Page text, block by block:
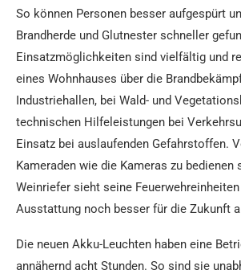
So können Personen besser aufgespürt
Brandherde und Glutnester schneller
Einsatzmöglichkeiten sind vielfältig und
eines Wohnhauses über die
Industriehallen, bei Wald- und
technischen Hilfeleistungen bei
Einsatz bei auslaufenden Gefahrstoffen.
Kameraden wie die Kameras zu bedienen
Weinriefer sieht seine
Ausstattung noch besser für die Zukunft
Die neuen Akku-Leuchten haben eine
annähernd acht Stunden. So sind sie